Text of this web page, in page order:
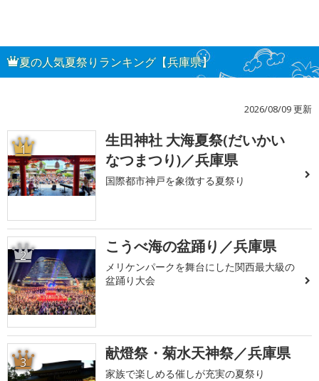
夏の人気夏祭りランキング【兵庫県】
2026/08/09 更新
1
生田神社 大海夏祭(だいかい
なつまつり)／兵庫県
国際都市神戸を象徴する夏祭り
2 こうべ海の盆踊り／兵庫県
メリケンパークを舞台にした関西最大級の
盆踊り大会
3 献燈祭・菊水天神祭／兵庫県
家族で楽しめる催しが充実の夏祭り